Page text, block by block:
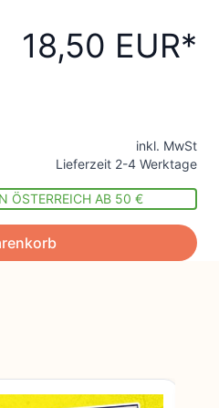
18,50 EUR
inkl. MwSt
Lieferzeit 2-4 Werktage
ÖSTERREICH AB 50 €